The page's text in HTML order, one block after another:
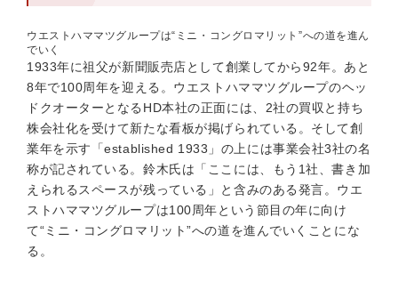
ウエストハママツグループは“ミニ・コングロマリット”への道を進ん
でいく
1933年に祖父が新聞販売店として創業してから92年。あと
8年で100周年を迎える。ウエストハママツグループのヘッ
ドクオーターとなるHD本社の正面には、2社の買収と持ち
株会社化を受けて新たな看板が掲げられている。そして創
業年を示す「established 1933」の上には事業会社3社の名
称が記されている。鈴木氏は「ここには、もう1社、書き加
えられるスペースが残っている」と含みのある発言。ウエ
ストハママツグループは100周年という節目の年に向け
て“ミニ・コングロマリット”への道を進んでいくことにな
る。